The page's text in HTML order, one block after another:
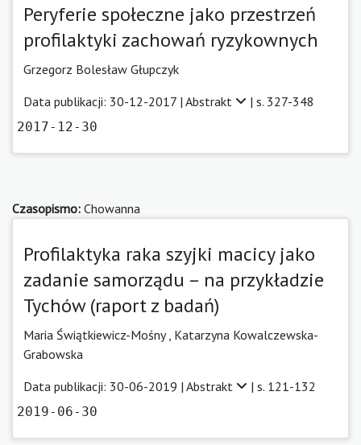
Peryferie społeczne jako przestrzeń
profilaktyki zachowań ryzykownych
Grzegorz Bolesław Głupczyk
Data publikacji: 30-12-2017 | Abstrakt | s. 327-348
2017-12-30
Czasopismo: Chowanna
Profilaktyka raka szyjki macicy jako
zadanie samorządu – na przykładzie
Tychów (raport z badań)
Maria Świątkiewicz-Mośny Katarzyna Kowalczewska-
Grabowska
Data publikacji: 30-06-2019 | Abstrakt | s. 121-132
2019-06-30